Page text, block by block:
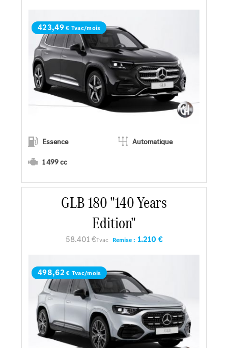
423,49€ Tvac/mois
Essence
Automatique
1 499 cc
En savoir plus
Faire un essai
498,62 € Tvac/mois
GLB 180 "140 Years
Edition"
58.401 €Tvac Remise : 1.210 €